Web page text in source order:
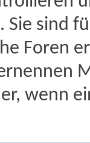
sind
Foren
wenn